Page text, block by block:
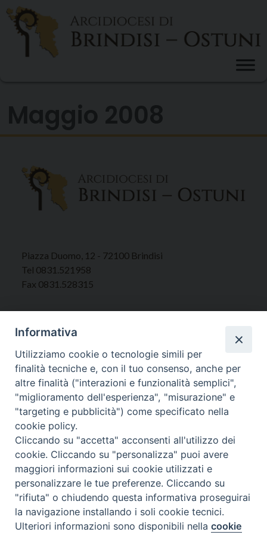
Skip
content
Piazza Duomo, 12 - 72100 Brindisi
Tel 0831.521958
Fax 0831.528315
Mar. / Mer. / Giov. ore 9 - 13
nei mesi estivi solo Martedì ore 9 - 13
WebMail
Copyright © Arcidiocesi di Brindisi – Ostuni
Preferenze Cookie
Informativa
Utilizziamo cookie o tecnologie simili per
finalità tecniche e, con il tuo consenso, anche per
altre finalità ("interazioni e funzionalità semplici",
"miglioramento dell'esperienza", "misurazione" e
"targeting e pubblicità") come specificato nella
cookie policy.
Cliccando su "accetta" acconsenti all'utilizzo dei
cookie. Cliccando su "personalizza" puoi avere
maggiori informazioni sui cookie utilizzati e
personalizzare le tue preferenze. Cliccando su
"rifiuta" o chiudendo questa informativa proseguirai
la navigazione installando i soli cookie tecnici.
Ulteriori informazioni sono disponibili nellacookie